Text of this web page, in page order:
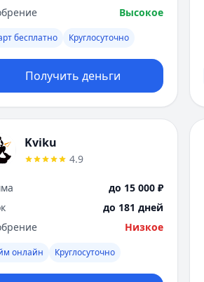
Высокое
бесплатно Круглосуточно
Получить деньги
Kviku
4.9
до 15 000 ₽
до 181 дней
Низкое
онлайн Круглосуточно